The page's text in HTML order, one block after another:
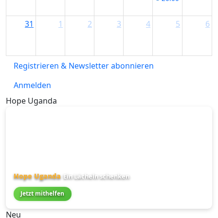
31 1 2 3 4 5 6
Registrieren & Newsletter abonnieren
Anmelden
Hope Uganda
Hope Uganda Ein Lächeln schenken
Jetzt mithelfen
Neu